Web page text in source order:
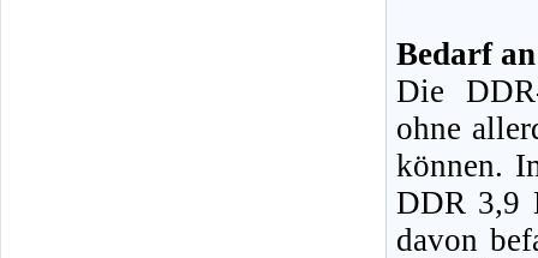
Bedarf
Die
ohne
können.
DDR 3,9
davon